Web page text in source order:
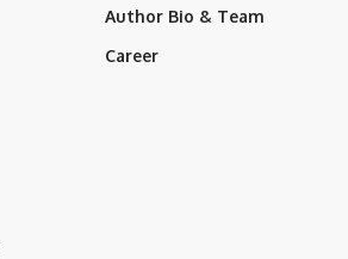
Author Bio & Team
Career